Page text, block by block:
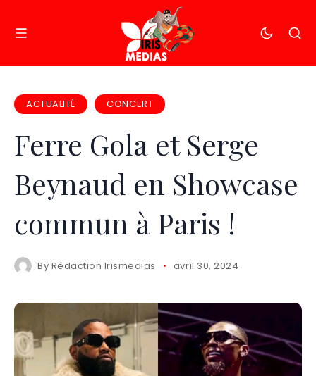
ACTUALITÉ CONCERT
Ferre Gola et Serge
Beynaud en Showcase
commun à Paris !
By Rédaction Irismedias avril 30, 2024